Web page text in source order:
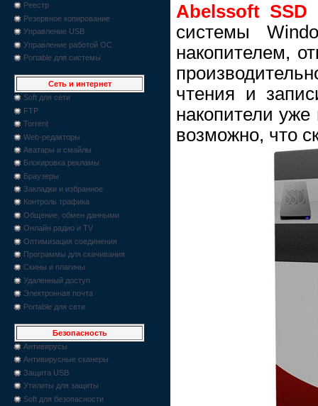
Реестр
Резервное копирование
Управление USB
Управление работой ОС
Portable для системы
Сеть и интернет
Soft для сети
FTP
Torrent
Web-редакторы
Аватары и смайлы
Блокировка рекламы
Браузеры
Закладки и избранное
Контроль трафика
Общение, обмен данными
Онлайн радио и TV
Оптимизация соединения
Программы для скачивания
Скины и плагины
Удаленный доступ
Электронная почта
Portable для сети
Безопасность
Антивирусы
Антивирусные сканеры
Защита USB
Утилиты для защиты
Soft для безопасности
Abelssoft SSD
системы
накопителем,
чтения и
накопители
возможно, что